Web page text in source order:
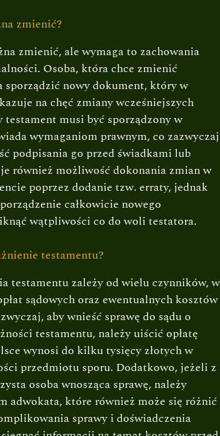
zmienić?
zmienić, ale wymaga to zachowania
Osoba, która chce zmienić
sporządzić nowy dokument, który w
na chęć zmiany wcześniejszych
testament musi być sporządzony w
wymaganiom prawnym, co zazwyczaj
podpisania go przed świadkami lub
również możliwość dokonania zmian w
poprzez dodanie tzw. erraty, jednak
całkowicie nowego
wątpliwości co do woli testatora.
testamentu?
testamentu zależy od wielu czynników, w
sądowych oraz ewentualnych kosztów
aby wnieść sprawę do sądu o
testamentu, należy uiścić opłatę
wynosi do kilku tysięcy złotych w
przedmiotu sporu. Dodatkowo, jeżeli z
osoba wnosząca sprawę, należy
adwokata, które również może się różnić
sprawy i doświadczenia